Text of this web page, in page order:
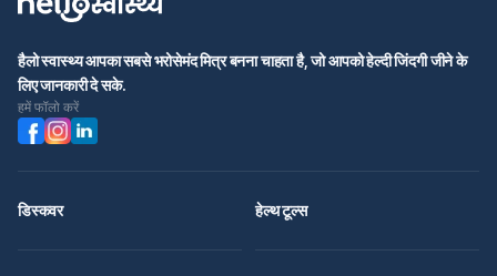
हैलो स्वास्थ्य आपका सबसे भरोसेमंद मित्र बनना चाहता है, जो आपको हेल्दी जिंदगी जीने के
लिए जानकारी दे सके.
हमें फॉलो करें
डिस्कवर हेल्थ टूल्स